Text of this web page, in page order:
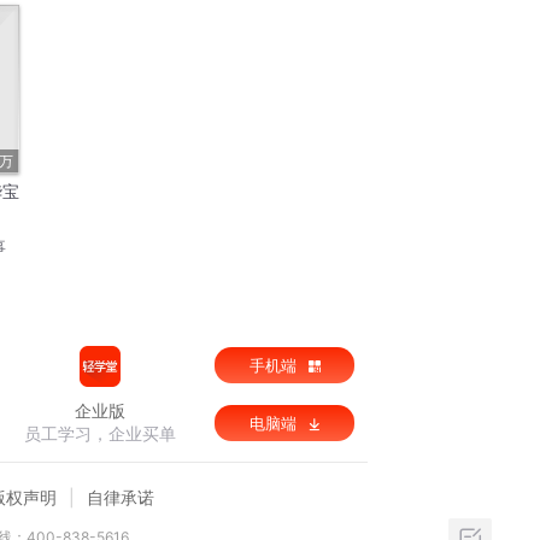
企业版
员工学习，企业买单
手机端
电脑端
权声明 自律承诺